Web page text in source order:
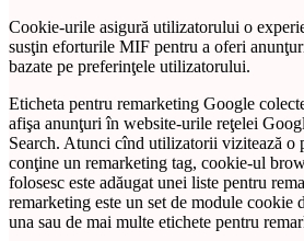
Cookie-urile asigură utilizatorului o
susţin eforturile MIF pentru a oferi
bazate pe preferinţele utilizatorului.
Eticheta pentru remarketing Google
afişa anunţuri în website-urile reţelei
Search. Atunci cînd utilizatorii vizitează o
conţine un remarketing tag, cookie-ul
folosesc este adăugat unei liste pentru
remarketing este un set de module cookie
una sau de mai multe etichete pentru